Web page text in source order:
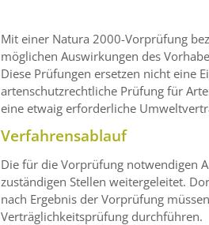
Mit einer Natura 2000-Vorprüfung
möglichen Auswirkungen des
Diese Prüfungen ersetzen nicht eine
artenschutzrechtliche Prüfung für
eine etwaig erforderliche
Verfahrensablauf
Die für die Vorprüfung notwendigen
zuständigen Stellen weitergeleitet.
nach Ergebnis der Vorprüfung
Verträglichkeitsprüfung durchführen.